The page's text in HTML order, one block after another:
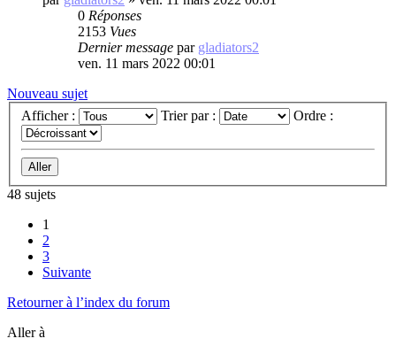
0 Réponses
2153 Vues
Dernier message par gladiators2
ven. 11 mars 2022 00:01
Nouveau sujet
Afficher :
Trier par : Ordre :
48 sujets
1
2
3
Suivante
Retourner à l’index du forum
Aller à